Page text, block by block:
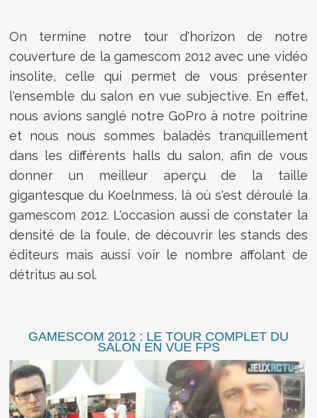
On termine notre tour d'horizon de notre
couverture de la gamescom 2012 avec une vidéo
insolite, celle qui permet de vous présenter
l'ensemble du salon en vue subjective. En effet,
nous avions sanglé notre GoPro à notre poitrine
et nous nous sommes baladés tranquillement
dans les différents halls du salon, afin de vous
donner un meilleur aperçu de la taille
gigantesque du Koelnmess, là où s'est déroulé la
gamescom 2012. L'occasion aussi de constater la
densité de la foule, de découvrir les stands des
éditeurs mais aussi voir le nombre affolant de
détritus au sol.
GAMESCOM 2012 : LE TOUR COMPLET DU
SALON EN VUE FPS